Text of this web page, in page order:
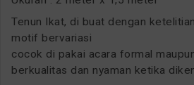
Tenun Ikat, di buat dengan
motif bervariasi
cocok di pakai acara formal
berkualitas dan nyaman ketika